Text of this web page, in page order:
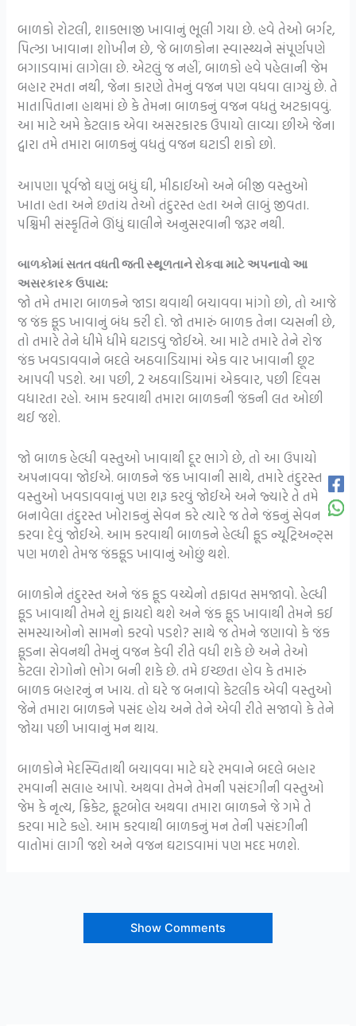
બાળકો રોટલી, શાકભાજી ખાવાનું ભૂલી ગયા છે. હવે તેઓ બર્ગર,
પિત્ઝા ખાવાના શોખીન છે, જે બાળકોના સ્વાસ્થ્યને સંપૂર્ણપણે
બગાડવામાં લાગેલા છે. એટલું જ નહીં, બાળકો હવે પહેલાની જેમ
બહાર રમતા નથી, જેના કારણે તેમનું વજન પણ વધવા લાગ્યું છે. તે
માતાપિતાના હાથમાં છે કે તેમના બાળકનું વજન વધતું અટકાવવું.
આ માટે અમે કેટલાક એવા અસરકારક ઉપાયો લાવ્યા છીએ જેના
દ્વારા તમે તમારા બાળકનું વધતું વજન ઘટાડી શકો છો.
આપણા પૂર્વજો ઘણું બધું ઘી, મીઠાઈઓ અને બીજી વસ્તુઓ
ખાતા હતા અને છતાંય તેઓ તંદુરસ્ત હતા અને લાબું જીવતા.
પશ્ચિમી સંસ્કૃતિને ઊંધું ઘાલીને અનુસરવાની જરૂર નથી.
બાળકોમાં સતત વધતી જતી સ્થૂળતાને રોકવા માટે અપનાવો આ
અસરકારક ઉપાય:
જો તમે તમારા બાળકને જાડા થવાથી બચાવવા માંગો છો, તો આજે
જ જંક ફૂડ ખાવાનું બંધ કરી દો. જો તમારું બાળક તેના વ્યસની છે,
તો તમારે તેને ધીમે ધીમે ઘટાડવું જોઈએ. આ માટે તમારે તેને રોજ
જંક ખવડાવવાને બદલે અઠવાડિયામાં એક વાર ખાવાની છૂટ
આપવી પડશે. આ પછી, 2 અઠવાડિયામાં એકવાર, પછી દિવસ
વધારતા રહો. આમ કરવાથી તમારા બાળકની જંકની લત ઓછી
થઈ જશે.
જો બાળક હેલ્ધી વસ્તુઓ ખાવાથી દૂર ભાગે છે, તો આ ઉપાયો
અપનાવવા જોઈએ. બાળકને જંક ખાવાની સાથે, તમારે તંદુરસ્ત
વસ્તુઓ ખવડાવવાનું પણ શરૂ કરવું જોઈએ અને જ્યારે તે તમે
બનાવેલા તંદુરસ્ત ખોરાકનું સેવન કરે ત્યારે જ તેને જંકનું સેવન
કરવા દેવું જોઈએ. આમ કરવાથી બાળકને હેલ્ધી ફૂડ ન્યૂટ્રિઅન્ટ્સ
પણ મળશે તેમજ જંકફૂડ ખાવાનું ઓછું થશે.
બાળકોને તંદુરસ્ત અને જંક ફૂડ વચ્ચેનો તફાવત સમજાવો. હેલ્ધી
ફૂડ ખાવાથી તેમને શું ફાયદો થશે અને જંક ફૂડ ખાવાથી તેમને કઈ
સમસ્યાઓનો સામનો કરવો પડશે? સાથે જ તેમને જણાવો કે જંક
ફૂડના સેવનથી તેમનું વજન કેવી રીતે વધી શકે છે અને તેઓ
કેટલા રોગોનો ભોગ બની શકે છે.તમે ઇચ્છતા હોવ કે તમારું
બાળક બહારનું ન ખાય. તો ઘરે જ બનાવો કેટલીક એવી વસ્તુઓ
જેને તમારા બાળકને પસંદ હોય અને તેને એવી રીતે સજાવો કે તેને
જોયા પછી ખાવાનું મન થાય.
બાળકોને મેદસ્વિતાથી બચાવવા માટે ઘરે રમવાને બદલે બહાર
રમવાની સલાહ આપો. અથવા તેમને તેમની પસંદગીની વસ્તુઓ
જેમ કે નૃત્ય, ક્રિકેટ, ફૂટબોલ અથવા તમારા બાળકને જે ગમે તે
કરવા માટે કહો. આમ કરવાથી બાળકનું મન તેની પસંદગીની
વાતોમાં લાગી જશે અને વજન ઘટાડવામાં પણ મદદ મળશે.
Show Comments